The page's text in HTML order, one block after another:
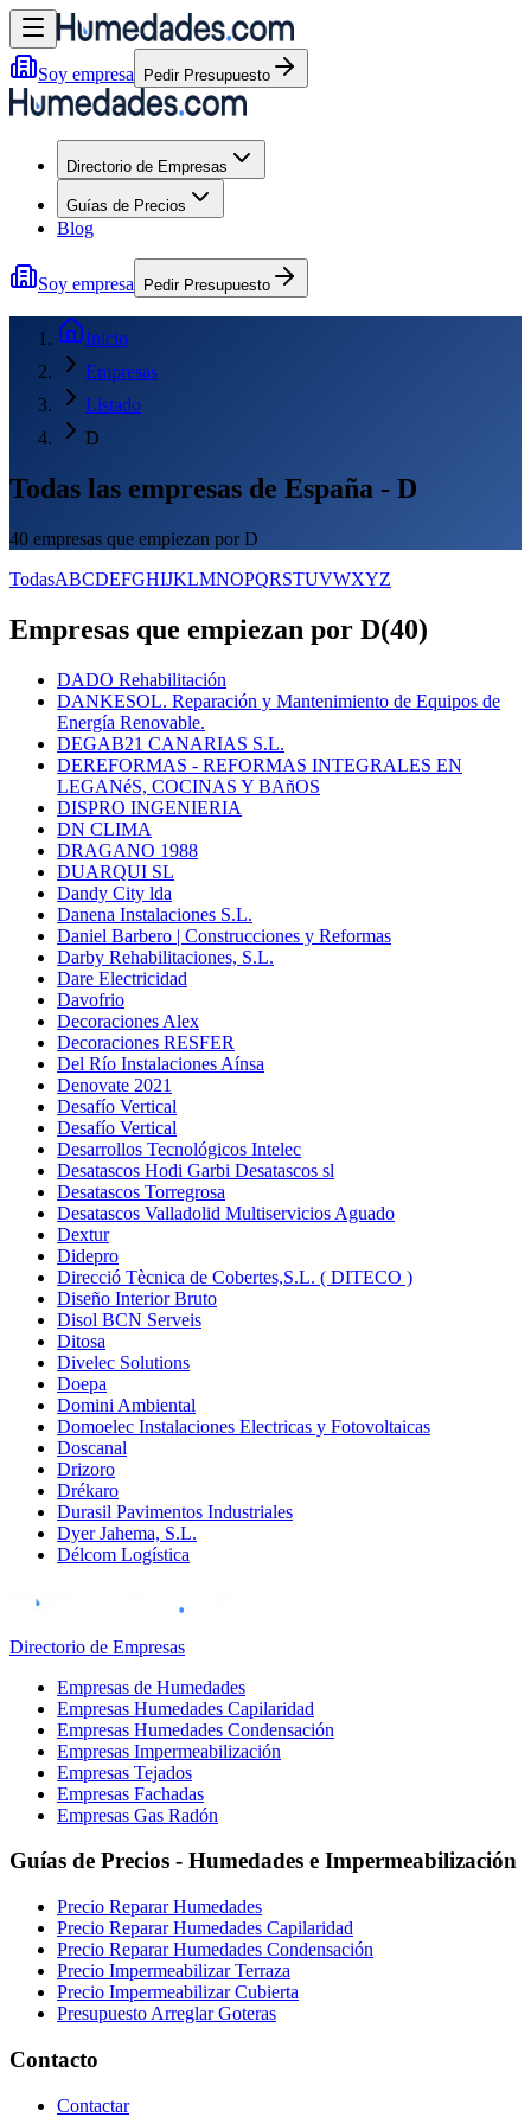
Soy empresa Pedir Presupuesto
Directorio de Empresas
Guías de Precios
Blog
Soy empresa Pedir Presupuesto
Inicio
Empresas
Listado
D
Todas las empresas de España - D
40 empresas que empiezan por D
TodasABCDEFGHIJKLMNOPQRSTUVWXYZ
Empresas que empiezan por D(40)
DADO Rehabilitación
DANKESOL. Reparación y Mantenimiento de Equipos de
Energía Renovable.
DEGAB21 CANARIAS S.L.
DEREFORMAS - REFORMAS INTEGRALES EN
LEGANéS, COCINAS Y BAñOS
DISPRO INGENIERIA
DN CLIMA
DRAGANO 1988
DUARQUI SL
Dandy City lda
Danena Instalaciones S.L.
Daniel Barbero | Construcciones y Reformas
Darby Rehabilitaciones, S.L.
Dare Electricidad
Davofrio
Decoraciones Alex
Decoraciones RESFER
Del Río Instalaciones Aínsa
Denovate 2021
Desafío Vertical
Desafío Vertical
Desarrollos Tecnológicos Intelec
Desatascos Hodi Garbi Desatascos sl
Desatascos Torregrosa
Desatascos Valladolid Multiservicios Aguado
Dextur
Didepro
Direcció Tècnica de Cobertes,S.L. ( DITECO )
Diseño Interior Bruto
Disol BCN Serveis
Ditosa
Divelec Solutions
Doepa
Domini Ambiental
Domoelec Instalaciones Electricas y Fotovoltaicas
Doscanal
Drizoro
Drékaro
Durasil Pavimentos Industriales
Dyer Jahema, S.L.
Délcom Logística
Directorio de Empresas
Empresas de Humedades
Empresas Humedades Capilaridad
Empresas Humedades Condensación
Empresas Impermeabilización
Empresas Tejados
Empresas Fachadas
Empresas Gas Radón
Guías de Precios - Humedades e Impermeabilización
Precio Reparar Humedades
Precio Reparar Humedades Capilaridad
Precio Reparar Humedades Condensación
Precio Impermeabilizar Terraza
Precio Impermeabilizar Cubierta
Presupuesto Arreglar Goteras
Contacto
Contactar